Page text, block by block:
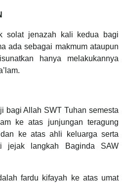
solat jenazah kali kedua bagi
ada sebagai makmum ataupun
hanya melakukannya
bagi Allah SWT Tuhan semesta
ke atas junjungan teragung
ke atas ahli keluarga serta
jejak langkah Baginda SAW
fardu kifayah ke atas umat